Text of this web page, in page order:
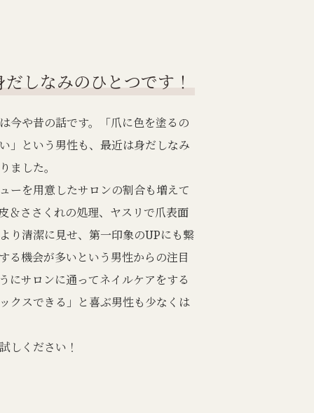
だしなみのひとつです！
今や昔の話です。「爪に色を塗るの
」という男性も、最近は身だしなみ
ました。
ーを用意したサロンの割合も増えて
＆ささくれの処理、ヤスリで爪表面
り清潔に見せ、第一印象のUPにも繋
る機会が多いという男性からの注目
にサロンに通ってネイルケアをする
クスできる」と喜ぶ男性も少なくは
しください！